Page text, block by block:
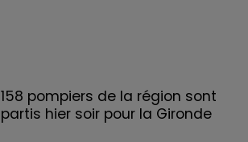
158 pompiers de la région sont
partis hier soir pour la Gironde